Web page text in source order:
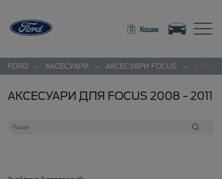
0 Кошик Toggle navigation
FORD → АКСЕСУАРИ → АКСЕСУАРИ FOCUS →
АКСЕСУАРИ ДЛЯ FOCUS 2008 - 2011